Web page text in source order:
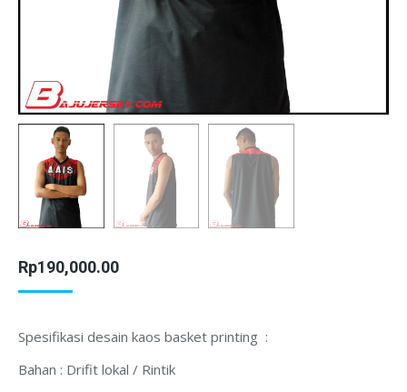
Rp190,000.00
Spesifikasi desain kaos basket printing :
Bahan : Drifit lokal / Rintik